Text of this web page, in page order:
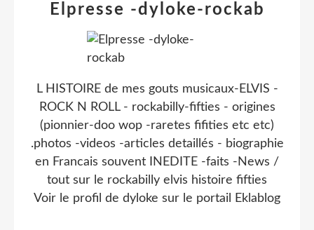
Elpresse -dyloke-rockab
L HISTOIRE de mes gouts musicaux-ELVIS -
ROCK N ROLL - rockabilly-fifties - origines
(pionnier-doo wop -raretes fifities etc etc)
.photos -videos -articles detaillés - biographie
en Francais souvent INEDITE -faits -News /
tout sur le rockabilly elvis histoire fifties
Voir le profil de dyloke sur le portail Eklablog